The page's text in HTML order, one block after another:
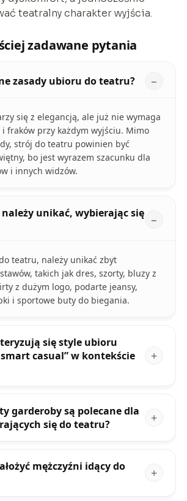
teatralny charakter wyjścia.
zadawane pytania
zasady ubioru do teatru?
się z elegancją, ale już nie wymaga
fraków przy każdym wyjściu. Mimo
strój do teatru powinien być
bo jest wyrazem szacunku dla
i innych widzów.
unikać, wybierając się
teatru, należy unikać zbyt
takich jak dres, szorty, bluzy z
z dużym logo, podarte jeansy,
i sportowe buty do biegania.
się style ubioru
casual” w kontekście
garderoby są polecane dla
się do teatru?
mężczyźni idący do